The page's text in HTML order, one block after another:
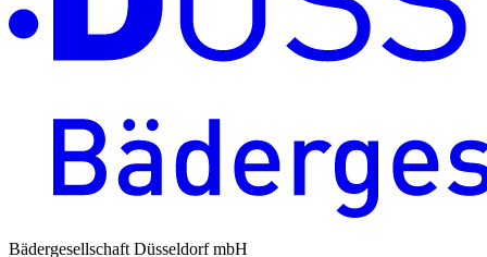
Bädergesellschaft Düsseldorf mbH